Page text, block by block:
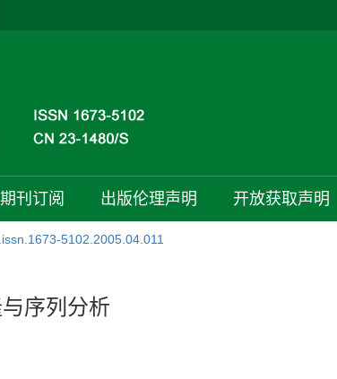
期刊订阅 出版伦理声明 开放获取声明
5102.2005.04.011
序列分析